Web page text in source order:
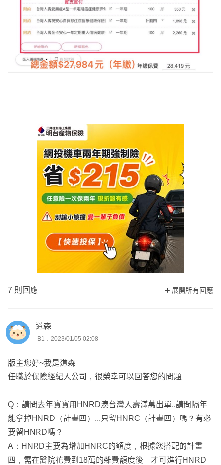
7 則回應 展開所有回應
道森
B1．2023/01/05 02:08
版主您好~我是道森
任職於保險經紀人公司，很榮幸可以回答您的問題
Q：請問去年寶寶用HNRD湊台灣人壽滿萬出單..請問隔年
能拿掉HNRD（計畫四）...只留HNRC（計畫四）嗎？有必
要留HNRD嗎？
A：HNRD主要為增加HNRC的額度，根據您搭配的計畫
四，需在醫院花費到18萬的雜費額度後，才可進行HNRD